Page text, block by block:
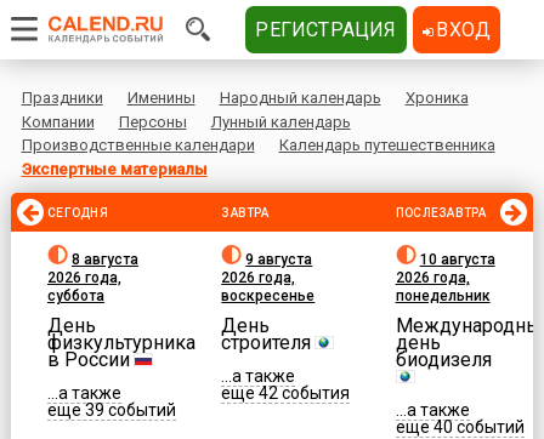
Праздники Именины Народный календарь
Хроника
Компании
Персоны
Лунный календарь
Производственные календари
Календарь путешественника
Экспертные материалы
СЕГОДНЯ
8 августа
2026 года,
суббота
День
физкультурника
в России
...а также
еще 39 событий
ЗАВТРА
9 августа
2026 года,
воскресенье
День
строителя
...а также
еще 42 события
ПОСЛЕЗАВТРА
10 августа
2026 года,
понедельник
день
биодизеля
...а также
еще 40 событий
РЕГИСТРАЦИЯ ВХОД